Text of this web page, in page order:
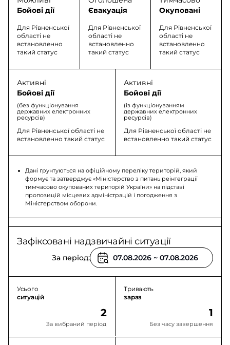
Бойові дії
Для Рівненської
області не
встановленно
такий статус
Євакуація
Для Рівненської
області не
встановленно
такий статус
Окуповані
Для Рівненської
області не
встановленно
такий статус
Активні
Бойові дії
(без функціонування
державних електронних
ресурсів)
Для Рівненської області не
встановленно такий статус
Активні
Бойові дії
(із функціонуванням
державних електронних
ресурсів)
Для Рівненської області не
встановленно такий статус
Дані ґрунтуються на офіційному переліку територій, який
формує та затверджує «Міністерство з питань реінтеграції
тимчасово окупованих територій України» на підставі
пропозицій місцевих адміністрацій і погодження з
Міністерством оборони.
Зафіксовані надзвичайні ситуації
За період:
Усього
ситуацій
2
За вибраний період
Тривають
зараз
1
Без часу завершення